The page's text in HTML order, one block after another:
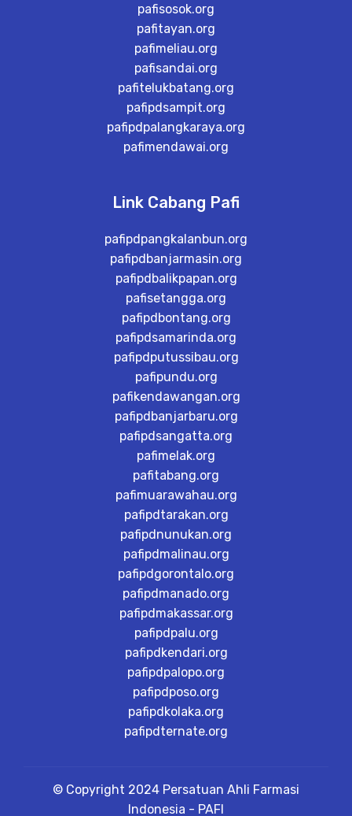
pafisosok.org
pafitayan.org
pafimeliau.org
pafisandai.org
pafitelukbatang.org
pafipdsampit.org
pafipdpalangkaraya.org
pafimendawai.org
Link Cabang Pafi
pafipdpangkalanbun.org
pafipdbanjarmasin.org
pafipdbalikpapan.org
pafisetangga.org
pafipdbontang.org
pafipdsamarinda.org
pafipdputussibau.org
pafipundu.org
pafikendawangan.org
pafipdbanjarbaru.org
pafipdsangatta.org
pafimelak.org
pafitabang.org
pafimuarawahau.org
pafipdtarakan.org
pafipdnunukan.org
pafipdmalinau.org
pafipdgorontalo.org
pafipdmanado.org
pafipdmakassar.org
pafipdpalu.org
pafipdkendari.org
pafipdpalopo.org
pafipdposo.org
pafipdkolaka.org
pafipdternate.org
© Copyright 2024 Persatuan Ahli Farmasi
Indonesia - PAFI